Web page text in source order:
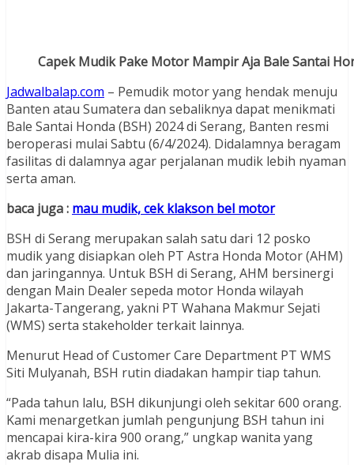
Capek Mudik Pake Motor Mampir Aja Bale Santai
Jadwalbalap.com – Pemudik motor yang hendak menuju
Banten atau Sumatera dan sebaliknya dapat menikmati
Bale Santai Honda (BSH) 2024 di Serang, Banten resmi
beroperasi mulai Sabtu (6/4/2024). Didalamnya beragam
fasilitas di dalamnya agar perjalanan mudik lebih nyaman
serta aman.
baca juga : mau mudik, cek klakson bel motor
BSH di Serang merupakan salah satu dari 12 posko
mudik yang disiapkan oleh PT Astra Honda Motor (AHM)
dan jaringannya. Untuk BSH di Serang, AHM bersinergi
dengan Main Dealer sepeda motor Honda wilayah
Jakarta-Tangerang, yakni PT Wahana Makmur Sejati
(WMS) serta stakeholder terkait lainnya.
Menurut Head of Customer Care Department PT WMS
Siti Mulyanah, BSH rutin diadakan hampir tiap tahun.
“Pada tahun lalu, BSH dikunjungi oleh sekitar 600 orang.
Kami menargetkan jumlah pengunjung BSH tahun ini
mencapai kira-kira 900 orang,” ungkap wanita yang
akrab disapa Mulia ini.